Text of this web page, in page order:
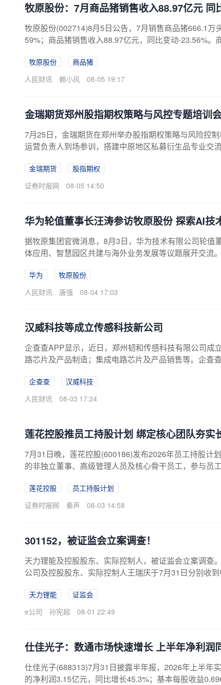
牧原股份：7月商品猪销售收入88.97亿元 同
牧原股份(002714)8月5日公告，7月销售商品猪666.1
59%；商品猪销售收入88.97亿元，同比变动-23.56%
牧原股份
商品猪
人民财讯
赖小风 08-05 19:17
金瑞期货郑州股指期权策略与风控专题培训
7月25日，金瑞期货在郑州举办股指期权策略与风险控
运营负责人到场参训，搭建中原地区私募衍生品专业交
顾理论体系搭建与一线实盘落地，兼具学术深度与实操
基础知识与基本策略》。李鹏涛博士长期深耕金融工程
金瑞期货
股指期权
证券时报网
08-05 14:50
华为轮值董事长汪涛参访牧原股份 探索AI技
据牧原集团官微消息，8月3日，华为技术有限公司轮
体应用、智慧园区共建与海外业务发展等议题展开交流
球化发展注入新动能。
华为
牧原股份
人民财讯
唐强 08-04 17:03
汉威科技等成立传感科技新公司
企查查APP显示，近日，郑州韧和传感科技有限公司成
路芯片及产品制造；集成电路芯片及产品销售等。企查
企查查
汉威科技
人民财讯
08-03 17:24
莲花控股推员工持股计划 绑定核心团队夯实
7月31日晚，莲花控股(600186)发布2026年员工持股计
的非独立董事、高级管理人员及核心骨干员工，参与员
计划受让价格为4.8元/股，规模不超过1200万股，股票
权回购计划，2025年10月顺利完成实施，累计回购股
莲花控股
员工持股计划
证券时报网
秦声 08-03 14:58
301152，被证监会立案调查！
天力锂能及控股股东、实际控制人，被证监会立案调查
公司及控股股东、实际控制人王瑞庆于7月31日分别收
能表示，目前，公司各项经营活动均正常开展，上述事
案调查期间，公司及控股股东、实际控制人王瑞庆将积
能...
天力锂能
证监会
e公司
孙宪超 08-01 22:49
仕佳光子：数通市场快速增长 上半年净利润
仕佳光子(688313)7月31日披露半年报，2026年上半年
的净利润3.15亿元，同比增长45.3%；基本每股收益